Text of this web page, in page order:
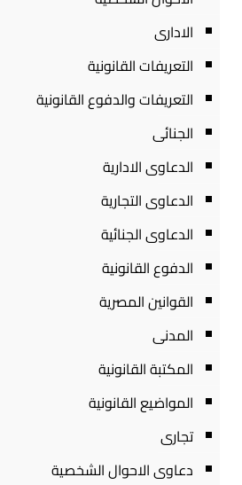
الادارى
التعريفات القانونية
التعريفات والدفوع القانونية
الجنائى
الدعاوى الادارية
الدعاوى التجارية
الدعاوى الجنائية
الدفوع القانونية
القوانين المصرية
المدنى
المكتبة القانونية
المواضيع القانونية
تجارى
دعاوى الاحوال الشخصية